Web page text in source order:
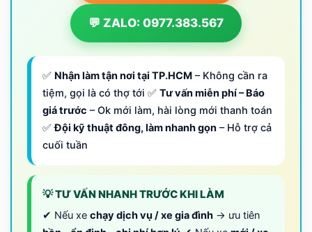
💬 ZALO: 0977.383.567
✅ Nhận làm tận nơi tại TP.HCM – Không cần ra
tiệm, gọi là có thợ tới ✅ Tư vấn miễn phí – Báo
giá trước – Ok mới làm, hài lòng mới thanh toán
✅Đội kỹ thuật đông, làm nhanh gọn – Hỗ trợ cả
cuối tuần
💡 TƯ VẤN NHANH TRƯỚC KHI LÀM
✔ Nếu xe chạy dịch vụ / xe gia đình → ưu tiên